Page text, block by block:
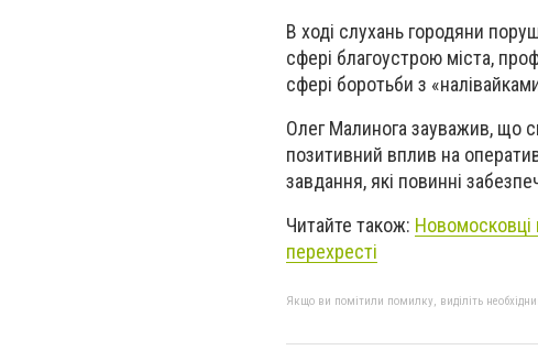
В ході слухань городяни
сфері благоустрою міста,
сфері боротьби з
Олег Малинога зауважив, що
позитивний вплив на
завдання, які повинні
Читайте також: Новомосковці
перехресті
Якщо ви помітили помилку, виділіть